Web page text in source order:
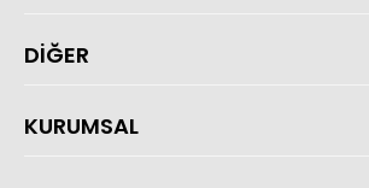
DİĞER
KURUMSAL